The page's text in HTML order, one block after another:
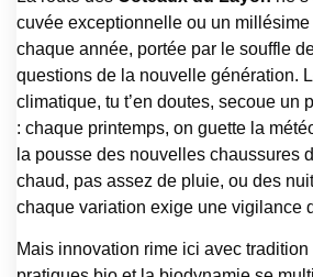
cuvée exceptionnelle ou un millésime
chaque année, portée par le souffle
questions de la nouvelle génération.
climatique, tu t’en doutes, secoue un
: chaque printemps, on guette la
la pousse des nouvelles chaussures
chaud, pas assez de pluie, ou des
chaque variation exige une vigilance
Mais innovation rime ici avec